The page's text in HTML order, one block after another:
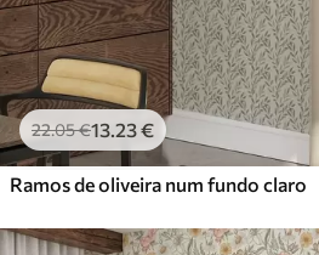
22.05€13.23€
Ramos de oliveira num fundo claro